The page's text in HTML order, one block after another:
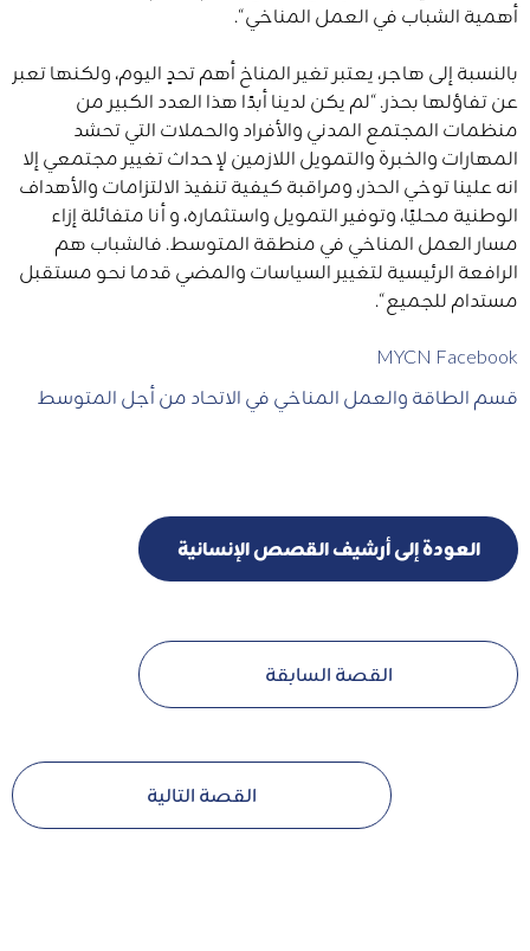
أهمية الشباب في العمل المناخي “.
بالنسبة إلى هاجر، يعتبر تغير المناخ أهم تحدٍ اليوم، ولكنها تعبر
عن تفاؤلها بحذر. “لم يكن لدينا أبدًا هذا العدد الكبير من
منظمات المجتمع المدني والأفراد والحملات التي تحشد
المهارات والخبرة والتمويل اللازمين لإحداث تغيير مجتمعي إلا
انه علينا توخي الحذر، ومراقبة كيفية تنفيذ الالتزامات والأهداف
الوطنية محليًا، وتوفير التمويل واستثماره، و أنا متفائلة إزاء
مسار العمل المناخي في منطقة المتوسط. فالشباب هم
الرافعة الرئيسية لتغيير السياسات والمضي قدما نحو مستقبل
مستدام للجميع “.
MYCN Facebook
قسم الطاقة والعمل المناخي في الاتحاد من أجل المتوسط
العودة إلى أرشيف القصص الإنسانية
القصة السابقة
القصة التالية